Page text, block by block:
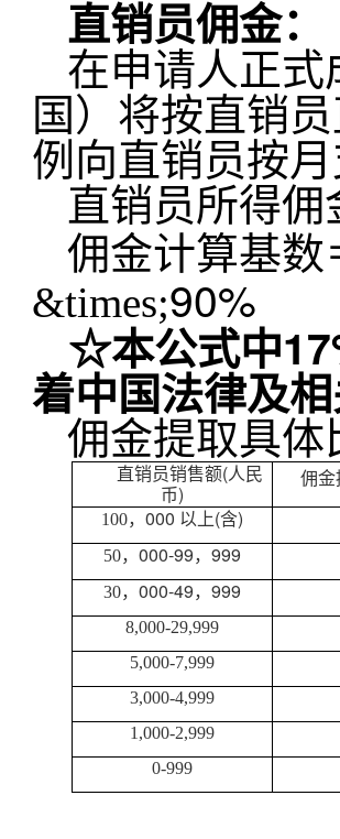
直销员佣金：
在申请人正
国）将按直销
例向直销员按
直销员所得
佣金计算基数
&times;90%
☆本公式中
着中国法律及
佣金提取具体
直销员销售额(人民
币)
佣金
100，000 以上(含)
50，000-99，999
30，000-49，999
8,000-29,999
5,000-7,999
3,000-4,999
1,000-2,999
0-999